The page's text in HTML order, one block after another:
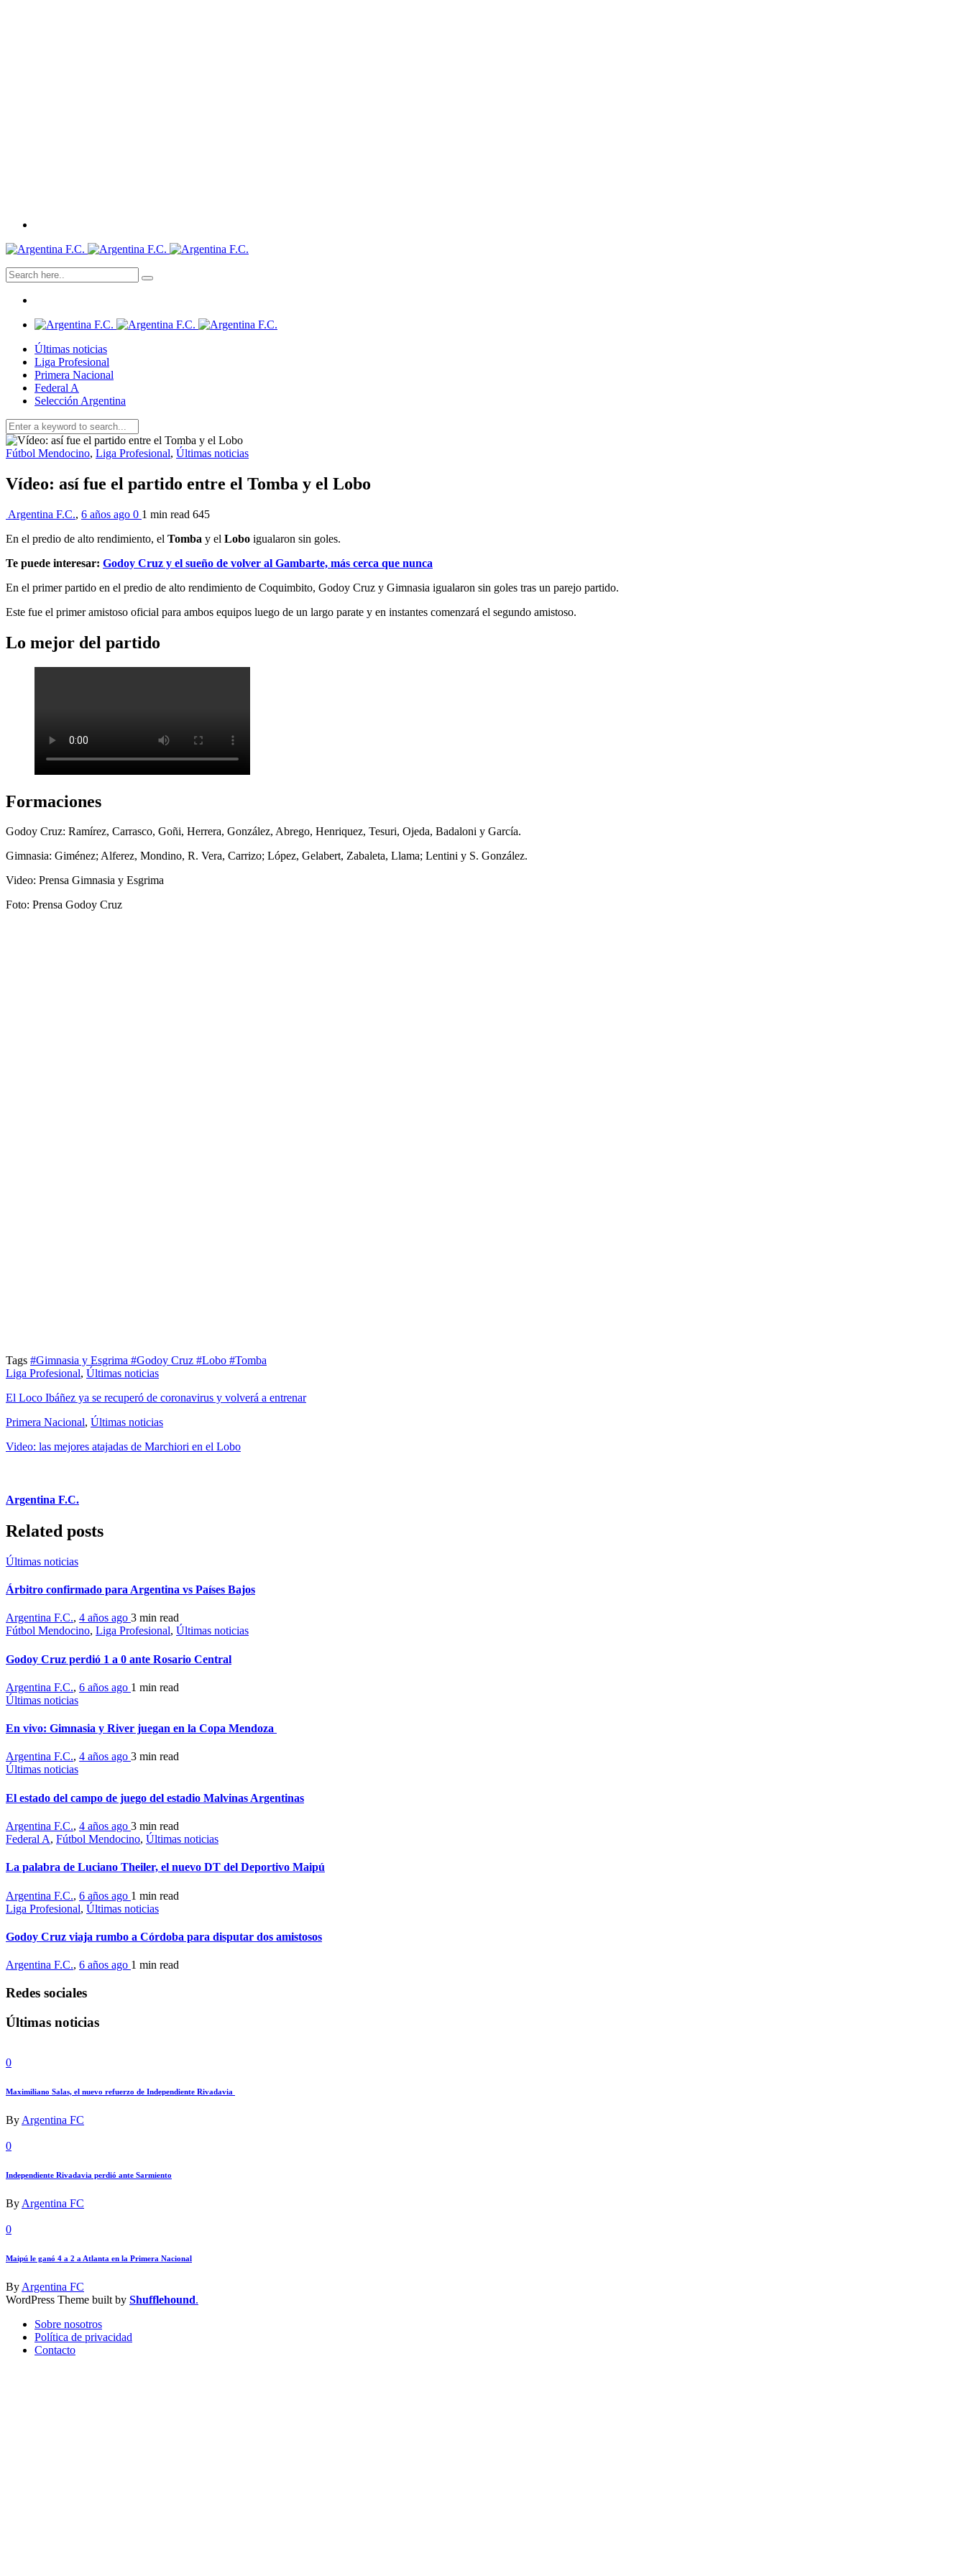
Últimas noticias
Liga Profesional
Primera Nacional
Federal A
Selección Argentina
Fútbol Mendocino, Liga Profesional, Últimas noticias
Vídeo: así fue el partido entre el Tomba y el Lobo
Argentina F.C., 6 años ago 0 1 min read 645
En el predio de alto rendimiento, el Tomba y el Lobo igualaron sin goles.
Te puede interesar: Godoy Cruz y el sueño de volver al Gambarte, más cerca que nunca
En el primer partido en el predio de alto rendimiento de Coquimbito, Godoy Cruz y Gimnasia igualaron sin goles tras un parejo partido.
Este fue el primer amistoso oficial para ambos equipos luego de un largo parate y en instantes comenzará el segundo amistoso.
Lo mejor del partido
Formaciones
Godoy Cruz: Ramírez, Carrasco, Goñi, Herrera, González, Abrego, Henriquez, Tesuri, Ojeda, Badaloni y García.
Gimnasia: Giménez; Alferez, Mondino, R. Vera, Carrizo; López, Gelabert, Zabaleta, Llama; Lentini y S. González.
Video: Prensa Gimnasia y Esgrima
Foto: Prensa Godoy Cruz
Tags #Gimnasia y Esgrima #Godoy Cruz #Lobo #Tomba
Liga Profesional, Últimas noticias
El Loco Ibáñez ya se recuperó de coronavirus y volverá a entrenar
Primera Nacional, Últimas noticias
Video: las mejores atajadas de Marchiori en el Lobo
Argentina F.C.
Related posts
Últimas noticias
Árbitro confirmado para Argentina vs Países Bajos
Argentina F.C., 4 años ago 3 min read
Fútbol Mendocino, Liga Profesional, Últimas noticias
Godoy Cruz perdió 1 a 0 ante Rosario Central
Argentina F.C., 6 años ago 1 min read
Últimas noticias
En vivo: Gimnasia y River juegan en la Copa Mendoza
Argentina F.C., 4 años ago 3 min read
Últimas noticias
El estado del campo de juego del estadio Malvinas Argentinas
Argentina F.C., 4 años ago 3 min read
Federal A, Fútbol Mendocino, Últimas noticias
La palabra de Luciano Theiler, el nuevo DT del Deportivo Maipú
Argentina F.C., 6 años ago 1 min read
Liga Profesional, Últimas noticias
Godoy Cruz viaja rumbo a Córdoba para disputar dos amistosos
Argentina F.C., 6 años ago 1 min read
Redes sociales
Últimas noticias
0
Maximiliano Salas, el nuevo refuerzo de Independiente Rivadavia
By Argentina FC
0
Independiente Rivadavia perdió ante Sarmiento
By Argentina FC
0
Maipú le ganó 4 a 2 a Atlanta en la Primera Nacional
By Argentina FC
WordPress Theme built by Shufflehound.
Sobre nosotros
Política de privacidad
Contacto